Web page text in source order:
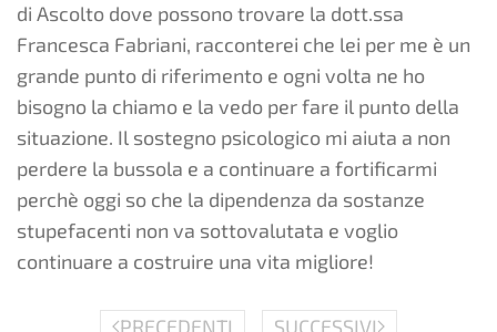
di Ascolto dove possono trovare la dott.ssa
Francesca Fabriani, racconterei che lei per me è un
grande punto di riferimento e ogni volta ne ho
bisogno la chiamo e la vedo per fare il punto della
situazione. Il sostegno psicologico mi aiuta a non
perdere la bussola e a continuare a fortificarmi
perchè oggi so che la dipendenza da sostanze
stupefacenti non va sottovalutata e voglio
continuare a costruire una vita migliore!
PRECEDENTI SUCCESSIVI